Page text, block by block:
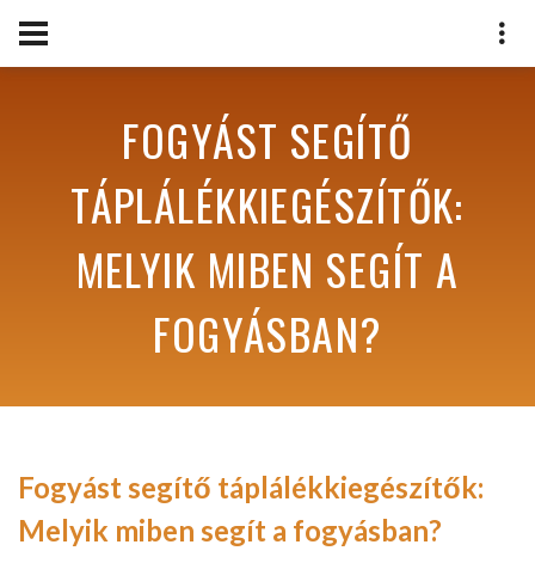
FOGYÁST SEGÍTŐ
TÁPLÁLÉKKIEGÉSZÍTŐK:
MELYIK MIBEN SEGÍT A
FOGYÁSBAN?
Fogyást segítő táplálékkiegészítők:
Melyik miben segít a fogyásban?